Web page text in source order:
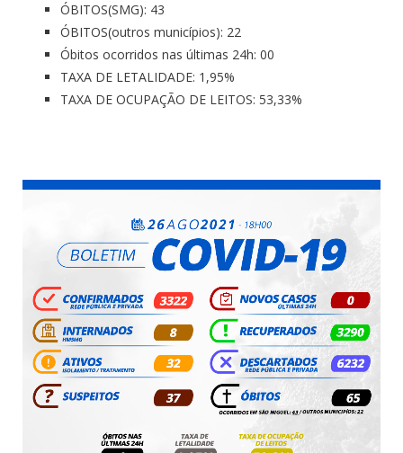
ÓBITOS(SMG): 43
ÓBITOS(outros municípios): 22
Óbitos ocorridos nas últimas 24h: 00
TAXA DE LETALIDADE: 1,95%
TAXA DE OCUPAÇÃO DE LEITOS: 53,33%